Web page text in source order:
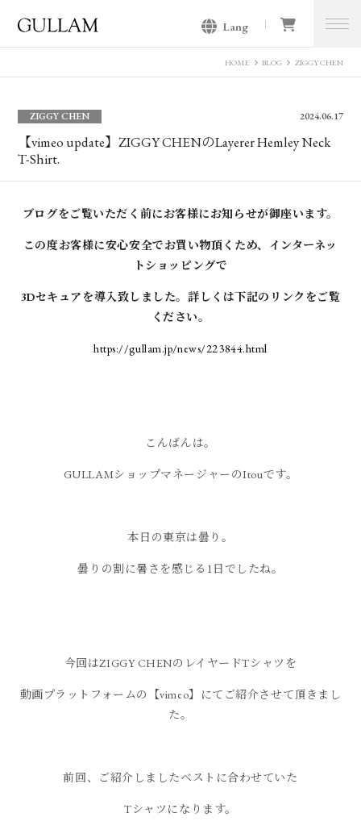
Lang
HOME BLOG ZIGGY CHEN
ZIGGY CHEN 2024.06.17
【vimeo update】ZIGGY CHENのLayerer Hemley Neck
T-Shirt.
ブログをご覧いただく前にお客様にお知らせが御座います。
この度お客様に安心安全でお買い物頂くため、インターネッ
トショッピングで
3Dセキュアを導入致しました。詳しくは下記のリンクをご覧
ください。
https://gullam.jp/news/223844.html
こんばんは。
GULLAMショップマネージャーのItouです。
本日の東京は曇り。
曇りの割に暑さを感じる1日でしたね。
今回はZIGGY CHENのレイヤードTシャツを
動画プラットフォームの【vimeo】にてご紹介させて頂きまし
た。
前回、ご紹介しましたベストに合わせていた
Tシャツになります。